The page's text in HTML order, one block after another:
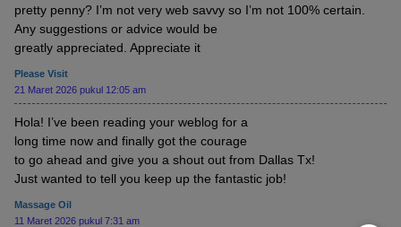
pretty penny? I’m not very web savvy so I’m not 100% certain.
Any suggestions or advice would be
greatly appreciated. Appreciate it
Please Visit
21 Maret 2026 pukul 12:05 am
Hola! I’ve been reading your weblog for a
long time now and finally got the courage
to go ahead and give you a shout out from Dallas Tx!
Just wanted to tell you keep up the fantastic job!
Massage Oil
11 Maret 2026 pukul 7:31 am